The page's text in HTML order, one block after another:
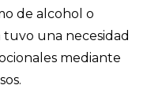
de alcohol o
una necesidad
mediante